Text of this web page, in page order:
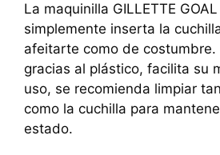
La maquinilla GILLETTE
simplemente inserta la
afeitarte como de costumbre.
gracias al plástico, facilita su
uso, se recomienda limpiar
como la cuchilla para
estado.